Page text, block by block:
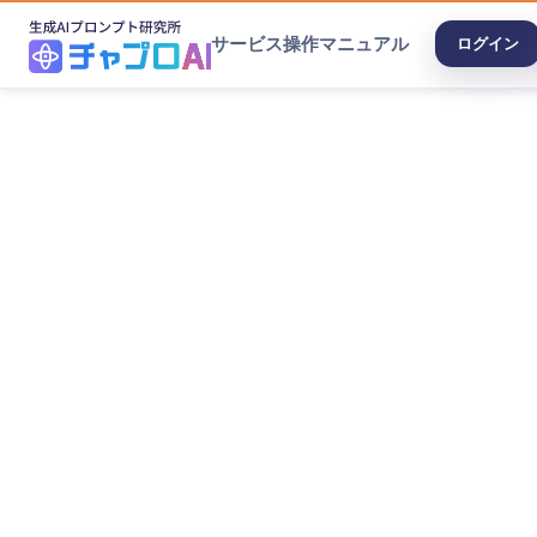
サービス操作マニュアル ログイン